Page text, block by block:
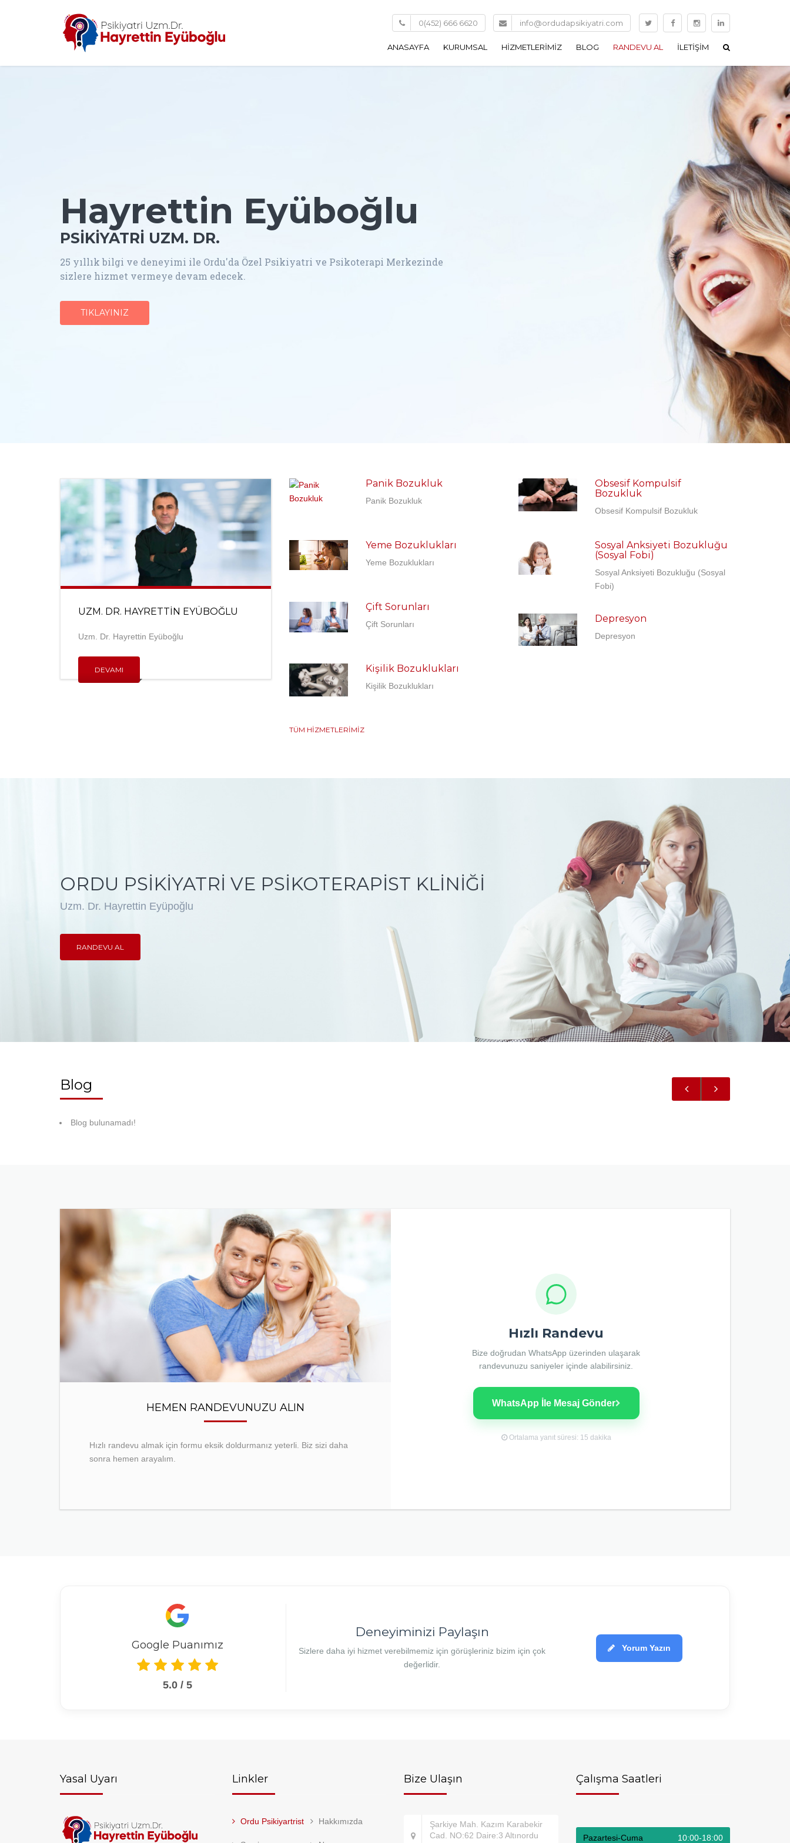
0(452) 666 6620 info@ordudapsikiyatri.com
ANASAYFA KURUMSAL HIZMETLERIMIZ BLOG RANDEVU AL İLETIŞIM
Hayrettin Eyüboğlu
PSIKIYATRI UZM. DR.
25 yıllık bilgi ve deneyimi ile Ordu'da Özel Psikiyatri ve Psikoterapi Merkezinde
sizlere hizmet vermeye devam edecek.
TIKLAYINIZ
UZM. DR. HAYRETTIN EYÜBOĞLU
Uzm. Dr. Hayrettin Eyüboğlu
DEVAMI
Panik Bozukluk
Panik Bozukluk
Yeme Bozuklukları
Yeme Bozuklukları
Çift Sorunları
Çift Sorunları
Kişilik Bozuklukları
Kişilik Bozuklukları
TÜM HIZMETLERIMIZ
Obsesif Kompulsif
Bozukluk
Obsesif Kompulsif Bozukluk
Sosyal Anksiyeti Bozukluğu
(Sosyal Fobi)
Sosyal Anksiyeti Bozukluğu (Sosyal
Fobi)
Depresyon
Depresyon
ORDU PSIKIYATRI VE PSIKOTERAPIST KLINIĞI
Uzm. Dr. Hayrettin Eyüpoğlu
RANDEVU AL
Blog
Blog bulunamadı!
HEMEN RANDEVUNUZU ALIN
Hızlı randevu almak için formu eksik doldurmanız yeterli. Biz sizi daha
sonra hemen arayalım.
Hızlı Randevu
Bize doğrudan WhatsApp üzerinden ulaşarak
randevunuzu saniyeler içinde alabilirsiniz.
WhatsApp İle Mesaj Gönder
Ortalama yanıt süresi: 15 dakika
Google Puanımız
5.0 / 5
Deneyiminizi Paylaşın
Sizlere daha iyi hizmet verebilmemiz için görüşleriniz bizim için çok
değerlidir.
Yorum Yazın
Yasal Uyarı Linkler
Ordu Psikiyartrist Hakkımızda
Bize Ulaşın
Şarkiye Mah. Kazım Karabekir
Cad. NO:62 Daire:3 Altınordu
Çalışma Saatleri
Pazartesi-Cuma 10:00-18:00